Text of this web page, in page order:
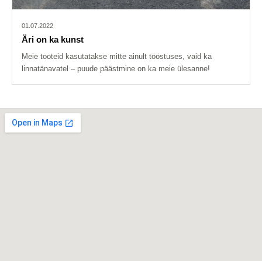
01.07.2022
Äri on ka kunst
Meie tooteid kasutatakse mitte ainult tööstuses, vaid ka
linnatänavatel – puude päästmine on ka meie ülesanne!